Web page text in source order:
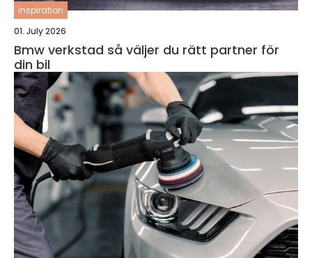
inspiration
01. July 2026
Bmw verkstad så väljer du rätt partner för
din bil